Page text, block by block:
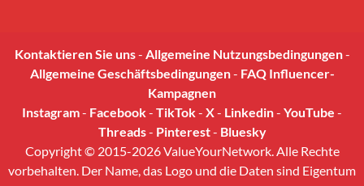
Kontaktieren Sie uns- Allgemeine Nutzungsbedingungen-
Allgemeine Geschäftsbedingungen- FAQ Influencer-
Kampagnen
Instagram- Facebook- TikTok- X- Linkedin- YouTube -
Threads- Pinterest- Bluesky
Copyright © 2015-2026 ValueYourNetwork. Alle Rechte
vorbehalten. Der Name, das Logo und die Daten sind Eigentum